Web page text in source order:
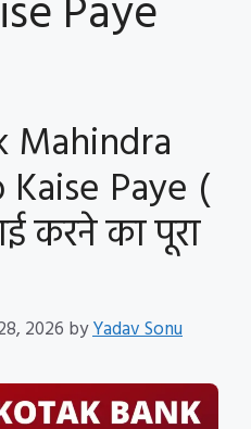
Paye
Mahindra
Paye (
करने का पूरा
2026 byYadav Sonu